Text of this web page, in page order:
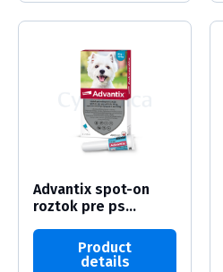
Advantix spot-on
roztok pre ps...
Product
details